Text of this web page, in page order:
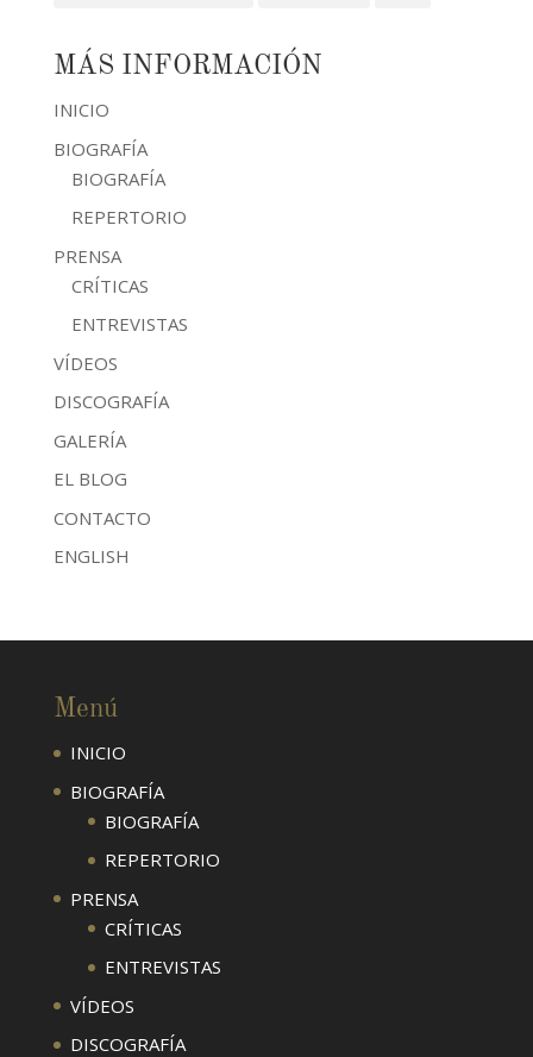
MÁS INFORMACIÓN
INICIO
BIOGRAFÍA
BIOGRAFÍA
REPERTORIO
PRENSA
CRÍTICAS
ENTREVISTAS
VÍDEOS
DISCOGRAFÍA
GALERÍA
EL BLOG
CONTACTO
ENGLISH
Menú
INICIO
BIOGRAFÍA
BIOGRAFÍA
REPERTORIO
PRENSA
CRÍTICAS
ENTREVISTAS
VÍDEOS
DISCOGRAFÍA